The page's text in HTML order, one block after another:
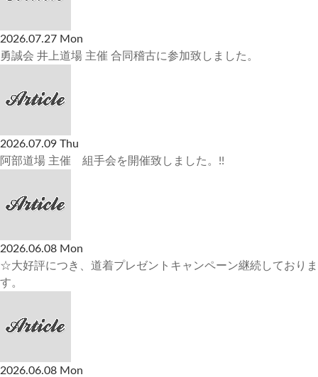
2026.07.27 Mon
勇誠会 井上道場 主催 合同稽古に参加致しました。
2026.07.09 Thu
阿部道場 主催 組手会を開催致しました。!!
2026.06.08 Mon
☆大好評につき、道着プレゼントキャンペーン継続しておりま
す。
2026.06.08 Mon